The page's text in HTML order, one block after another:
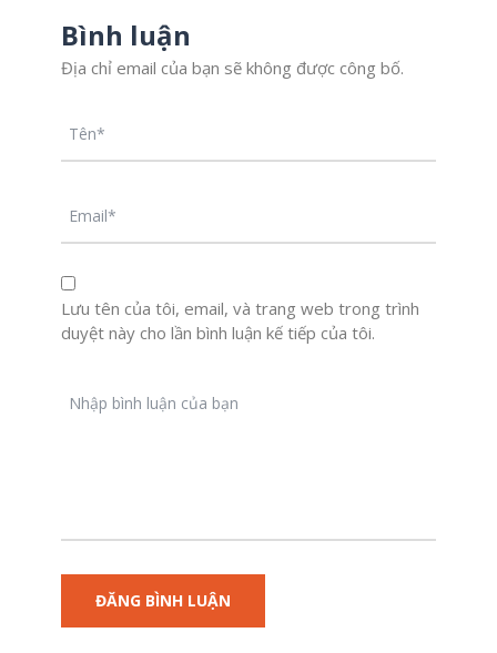
Bình luận
Địa chỉ email của bạn sẽ không được công bố.
Lưu tên của tôi, email, và trang web trong trình
duyệt này cho lần bình luận kế tiếp của tôi.